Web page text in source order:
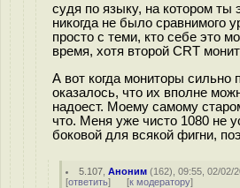
судя по языку, на котором ты
никогда не было сравнимого
просто с теми, кто себе это
время, хотя второй CRT
А вот когда мониторы сильно
оказалось, что их вполне
надоест. Моему самому
что. Меня уже чисто 1080 не
боковой для всякой фигни,
5.107 ,Аноним (162), 09:55, 02/02/
[ответить] [к модератору]